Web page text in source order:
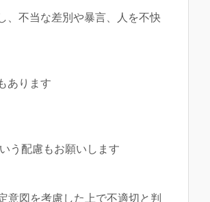
、不当な差別や暴言、人を不快
あります
う配慮もお願いします
意図を考慮した上で不適切と判